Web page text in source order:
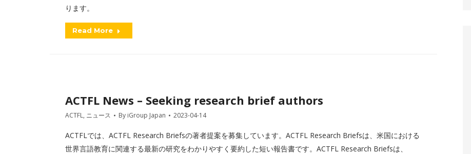
ります。
Read More
ACTFL News – Seeking research brief authors
ACTFL, ニュース By iGroup Japan 2023-04-14
ACTFLでは、ACTFL Research Briefsの著者提案を募集しています。ACTFL Research Briefsは、米国における
世界言語教育に関連する最新の研究をわかりやすく要約した短い報告書です。ACTFL Research Briefsは、